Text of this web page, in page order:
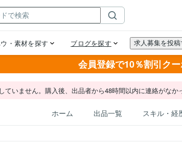
会員登録で10％割引クー
ていません。購入後、出品者から48時間以内に連絡がなか
ホーム 出品一覧 スキル・経